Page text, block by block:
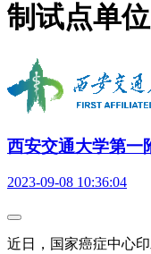
制试点单位
西安交通大学第一
2023-09-08 10:36:04
近日，国家癌症中心